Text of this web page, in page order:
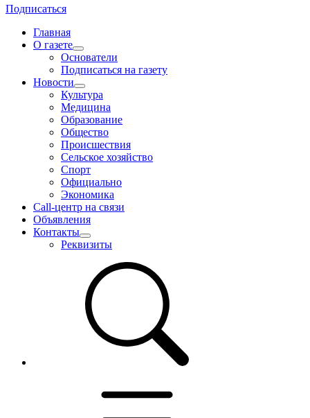
Подписаться
Главная
О газете
Основатели
Подписаться на газету
Новости
Культура
Медицина
Образование
Общество
Происшествия
Сельское хозяйство
Спорт
Официально
Экономика
Call-центр на связи
Объявления
Контакты
Реквизиты